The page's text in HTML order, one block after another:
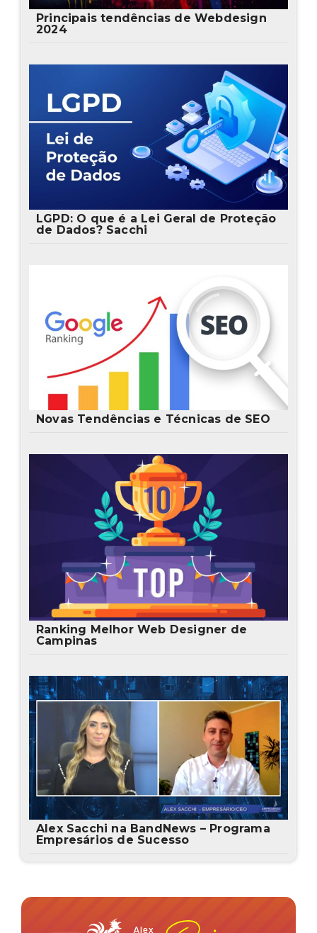
Principais tendências de Webdesign
2024
LGPD: O que é a Lei Geral de Proteção
de Dados? Sacchi
Novas Tendências e Técnicas de SEO
Ranking Melhor Web Designer de
Campinas
Alex Sacchi na BandNews – Programa
Empresários de Sucesso